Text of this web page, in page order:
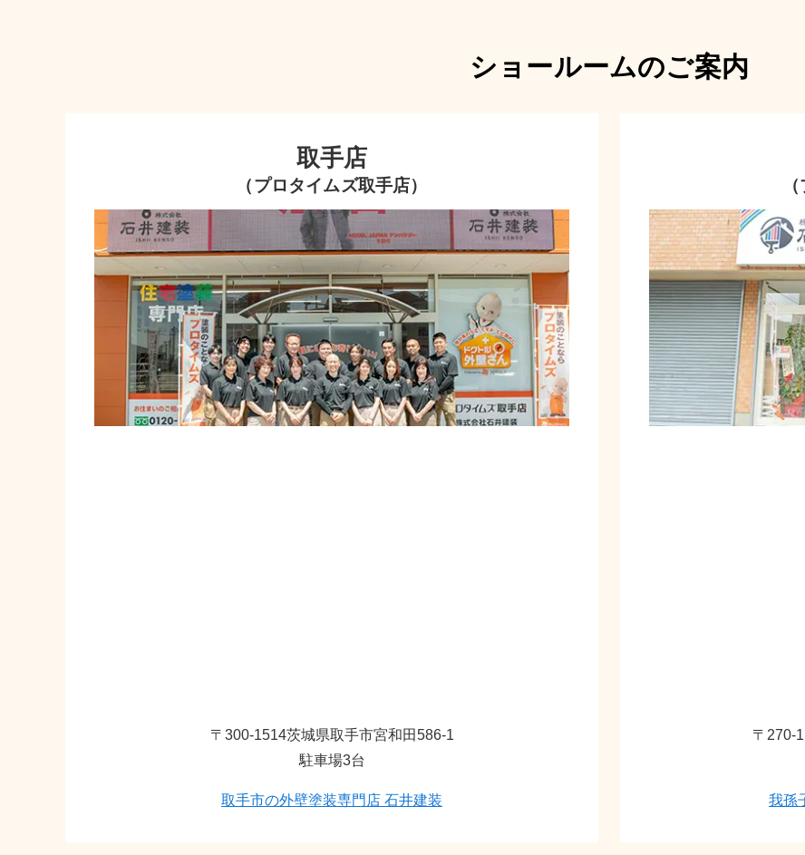
ショールームのご案内
取手店
（プロタイムズ取手店）
〒300-1514茨城県取手市宮和田586-1
駐車場3台
取手市の外壁塗装専門店 石井建装
〒270-
我孫